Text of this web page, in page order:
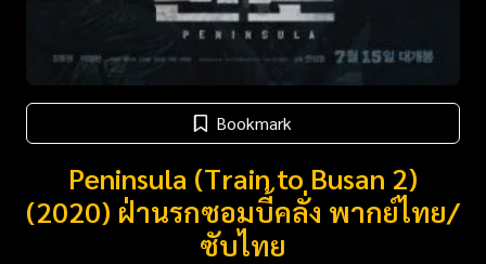
Bookmark
Peninsula (Train to Busan 2)
(2020) ฝ่านรกซอมบี้คลั่ง พากย์ไทย/
ซับไทย